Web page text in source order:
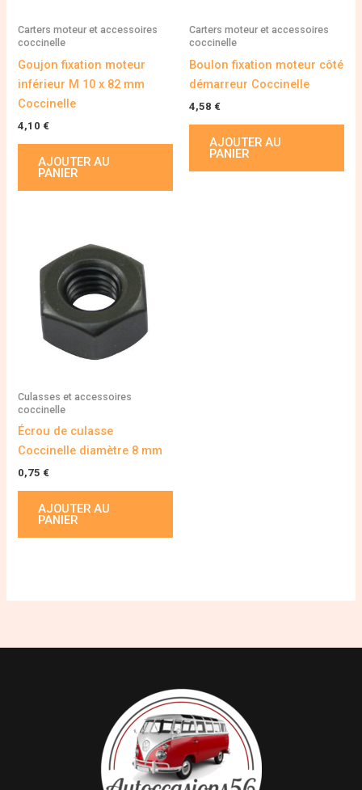
Carters moteur et accessoires
coccinelle
Goujon fixation moteur
inférieur M 10 x 82 mm
Coccinelle
4,10 €
AJOUTER AU
PANIER
Carters moteur et accessoires
coccinelle
Boulon fixation moteur côté
démarreur Coccinelle
4,58 €
AJOUTER AU
PANIER
Culasses et accessoires
coccinelle
Écrou de culasse
Coccinelle diamètre 8 mm
0,75 €
AJOUTER AU
PANIER